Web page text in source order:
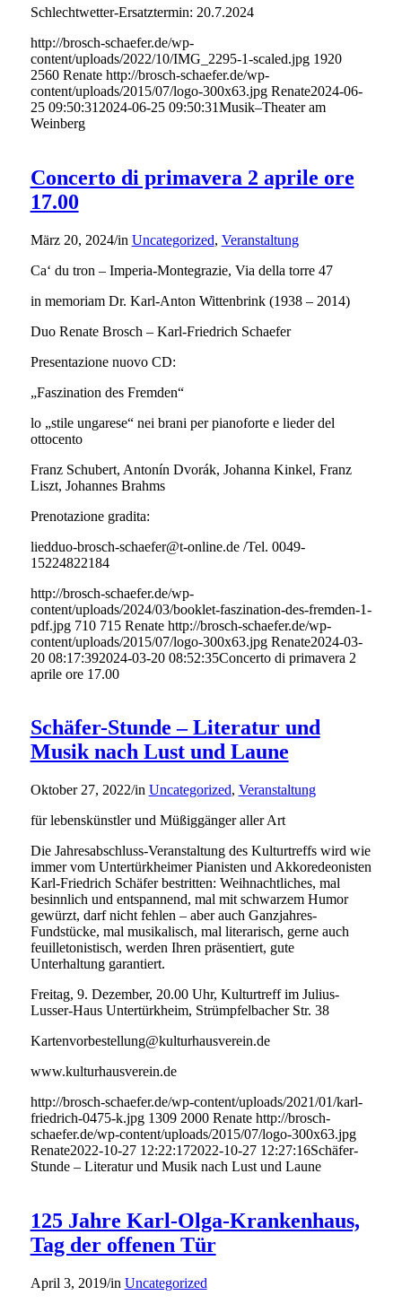
Schlechtwetter-Ersatztermin: 20.7.2024
http://brosch-schaefer.de/wp-
content/uploads/2022/10/IMG_2295-1-scaled.jpg 1920
2560 Renate http://brosch-schaefer.de/wp-
content/uploads/2015/07/logo-300x63.jpg Renate2024-06-
25 09:50:31 2024-06-25 09:50:31Musik–Theater am
Weinberg
Concerto di primavera 2 aprile ore
17.00
März 20, 2024/in Uncategorized, Veranstaltung
Ca‘ du tron – Imperia-Montegrazie, Via della torre 47
in memoriam Dr. Karl-Anton Wittenbrink (1938 – 2014)
Duo Renate Brosch – Karl-Friedrich Schaefer
Presentazione nuovo CD:
„Faszination des Fremden“
lo „stile ungarese“ nei brani per pianoforte e lieder del
ottocento
Franz Schubert, Antonín Dvorák, Johanna Kinkel, Franz
Liszt, Johannes Brahms
Prenotazione gradita:
liedduo-brosch-schaefer@t-online.de /Tel. 0049-
15224822184
http://brosch-schaefer.de/wp-
content/uploads/2024/03/booklet-faszination-des-fremden-1-
pdf.jpg 710 715 Renate http://brosch-schaefer.de/wp-
content/uploads/2015/07/logo-300x63.jpg Renate2024-03-
20 08:17:392024-03-20 08:52:35Concerto di primavera 2
aprile ore 17.00
Schäfer-Stunde – Literatur und
Musik nach Lust und Laune
Oktober 27, 2022/in Uncategorized, Veranstaltung
für lebenskünstler und Müßiggänger aller Art
Die Jahresabschluss-Veranstaltung des Kulturtreffs wird wie
immer vom Untertürkheimer Pianisten und Akkoredeonisten
Karl-Friedrich Schäfer bestritten: Weihnachtliches, mal
besinnlich und entspannend, mal mit schwarzem Humor
gewürzt, darf nicht fehlen – aber auch Ganzjahres-
Fundstücke, mal musikalisch, mal literarisch, gerne auch
feuilletonistisch, werden Ihren präsentiert, gute
Unterhaltung garantiert.
Freitag, 9. Dezember, 20.00 Uhr, Kulturtreff im Julius-
Lusser-Haus Untertürkheim, Strümpfelbacher Str. 38
Kartenvorbestellung@kulturhausverein.de
www.kulturhausverein.de
http://brosch-schaefer.de/wp-content/uploads/2021/01/karl-
friedrich-0475-k.jpg 1309 2000 Renate http://brosch-
schaefer.de/wp-content/uploads/2015/07/logo-300x63.jpg
Renate2022-10-27 12:22:172022-10-27 12:27:16Schäfer-
Stunde – Literatur und Musik nach Lust und Laune
125 Jahre Karl-Olga-Krankenhaus,
Tag der offenen Tür
April 3, 2019/in Uncategorized